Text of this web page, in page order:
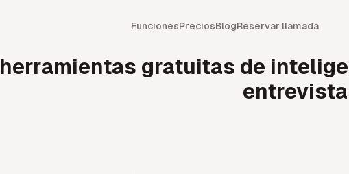
FuncionesPreciosBlogReservar llamada
herramientas gratuitas de